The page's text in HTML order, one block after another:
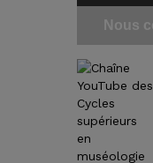
Nous